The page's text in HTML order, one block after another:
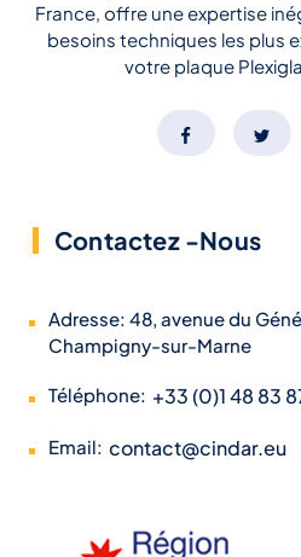
France, offre une expertise
besoins techniques les plus
votre plaque
Contactez -Nous
Adresse: 48, avenue du
Champigny-sur-Marne
Téléphone: +33 (0)1 48 83
Email: contact@cindar.eu